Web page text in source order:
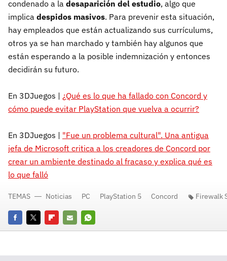
condenado a la desaparición del estudio, algo que
implica despidos masivos. Para prevenir esta situación,
hay empleados que están actualizando sus currículums,
otros ya se han marchado y también hay algunos que
están esperando a la posible indemnización y entonces
decidirán su futuro.
En 3DJuegos | ¿Qué es lo que ha fallado con Concord y
cómo puede evitar PlayStation que vuelva a ocurrir?
En 3DJuegos | "Fue un problema cultural". Una antigua
jefa de Microsoft critica a los creadores de Concord por
crear un ambiente destinado al fracaso y explica qué es
lo que falló
FacebookTwitterFlipboard
E-
Whatsapp
TEMAS Noticias PC PlayStation 5 Concord Firewalk